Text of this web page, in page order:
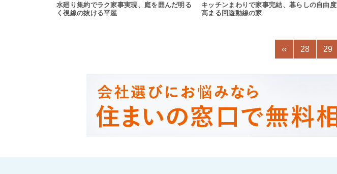
水廻り集約でラク家事実現、庭を囲んだ明る
く視線の抜ける平屋
キッチンまわりで家事完結、暮らしの自由度
高まる回遊動線の家
‹‹ 28 29